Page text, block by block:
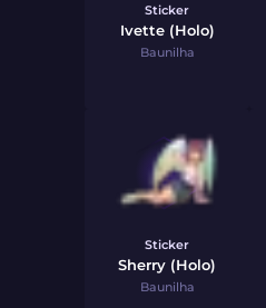
Sticker
Ivette (Holo)
Baunilha
Sticker
Sherry (Holo)
Baunilha